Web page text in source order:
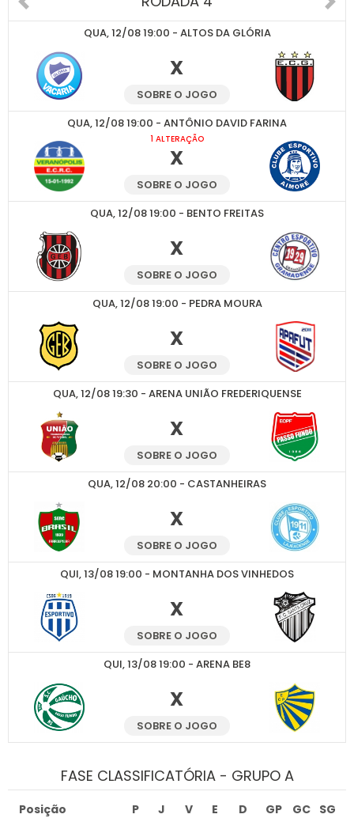
QUA, 12/08 19:00 - ALTOS DA GLÓRIA
X
SOBRE O JOGO
QUA, 12/08 19:00 - ANTÔNIO DAVID FARINA
1 ALTERAÇÃO
X
SOBRE O JOGO
QUA, 12/08 19:00 - BENTO FREITAS
X
SOBRE O JOGO
QUA, 12/08 19:00 - PEDRA MOURA
X
SOBRE O JOGO
QUA, 12/08 19:30 - ARENA UNIÃO FREDERIQUENSE
X
SOBRE O JOGO
QUA, 12/08 20:00 - CASTANHEIRAS
X
SOBRE O JOGO
QUI, 13/08 19:00 - MONTANHA DOS VINHEDOS
X
SOBRE O JOGO
QUI, 13/08 19:00 - ARENA BE8
X
SOBRE O JOGO
FASE CLASSIFICATÓRIA - GRUPO A
Posição P J V E D GP GC SG